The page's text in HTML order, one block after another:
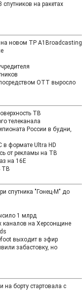
спутников на ракетах
новом TP A1Broadcasting
ОТТ выросло
ТВ
телеканала
России в будни,
в формате Ultra HD
от рекламы на ТВ
на 16E
ТВ
спутника "Гонец-М" до
1 млрд
каналов на Херсонщине
выходит в эфир
забастовку, но
на борту стартовала с